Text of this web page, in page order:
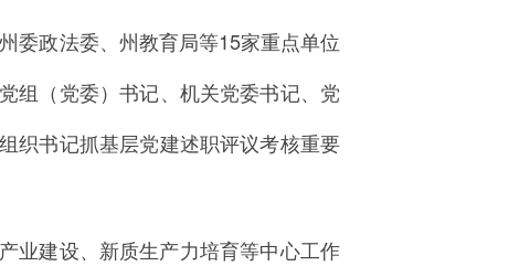
委政法委、州教育局等15家重点单位
组（党委）书记、机关党委书记、党
织书记抓基层党建述职评议考核重要
业建设、新质生产力培育等中心工作